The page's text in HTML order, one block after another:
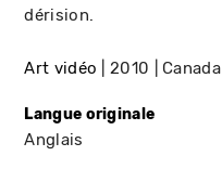
dérision.
Art vidéo 2010 Canada
Langue originale
Anglais